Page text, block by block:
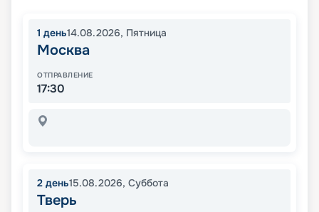
1 день14.08.2026, Пятница
Москва
ОТПРАВЛЕНИЕ
17:30
2 день15.08.2026, Суббота
Тверь